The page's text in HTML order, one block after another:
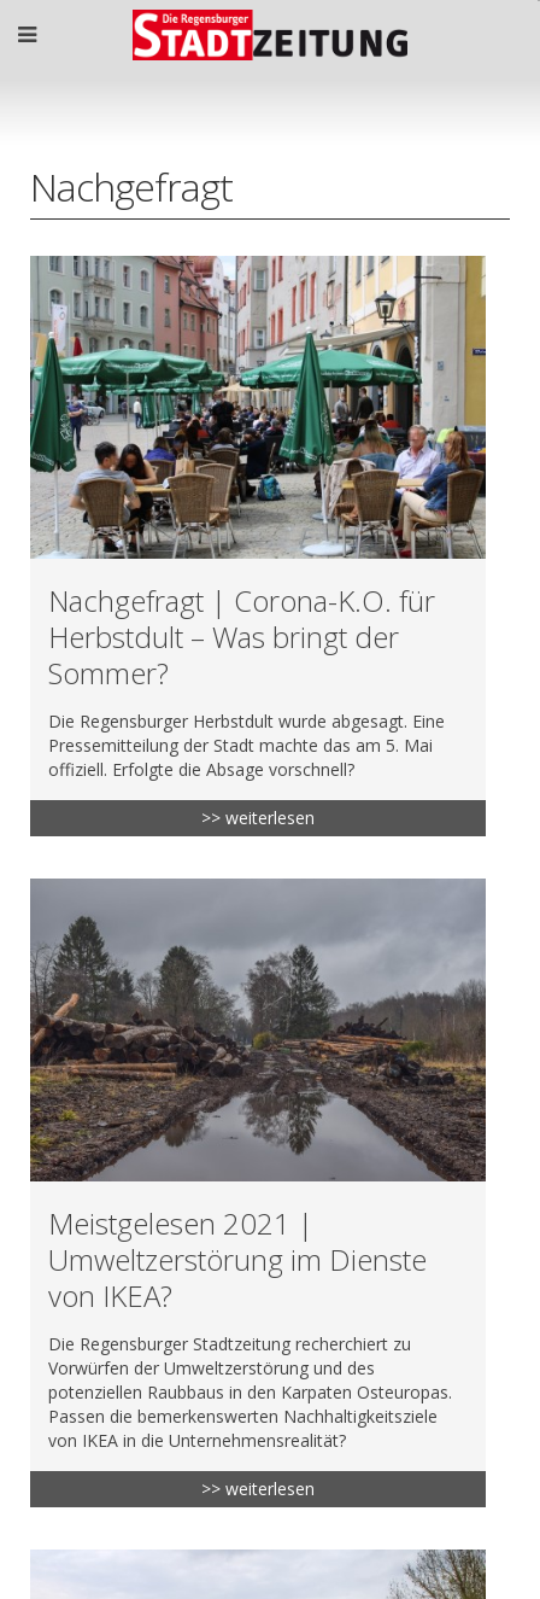
Nachgefragt
Nachgefragt | Corona-K.O. für
Herbstdult – Was bringt der
Sommer?
Die Regensburger Herbstdult wurde abgesagt. Eine
Pressemitteilung der Stadt machte das am 5. Mai
offiziell. Erfolgte die Absage vorschnell?
>> weiterlesen
Meistgelesen 2021 |
Umweltzerstörung im Dienste
von IKEA?
Die Regensburger Stadtzeitung recherchiert zu
Vorwürfen der Umweltzerstörung und des
potenziellen Raubbaus in den Karpaten Osteuropas.
Passen die bemerkenswerten Nachhaltigkeitsziele
von IKEA in die Unternehmensrealität?
>> weiterlesen